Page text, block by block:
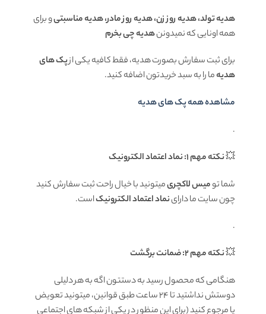
هدیه تولد، هدیه روز زن، هدیه روز مادر، هدیه مناسبتیو برای
همه اونایی که نمیدوننهدیه چی بخرم
برای ثبت سفارش بصورت هدیه، فقط کافیه یکی ازپک های
هدیهما را به سبد خریدتون اضافه کنید.
مشاهده همه پک های هدیه
.
💥نکته مهم 1: نماد اعتماد الکترونیک
شما تومیس لاکچریمیتونید با خیال راحت ثبت سفارش کنید
چون سایت ما داراینماد اعتماد الکترونیکاست.
.
💥نکته مهم 2: ضمانت برگشت
هنگامی که محصول رسید به دستتون اگه به هر دلیلی
دوستش نداشتید تا ۲۴ ساعت طبق قوانین، میتونید تعویض
یا مرجوع کنید (برای این منظور در یکی از شبکه های اجتماعی